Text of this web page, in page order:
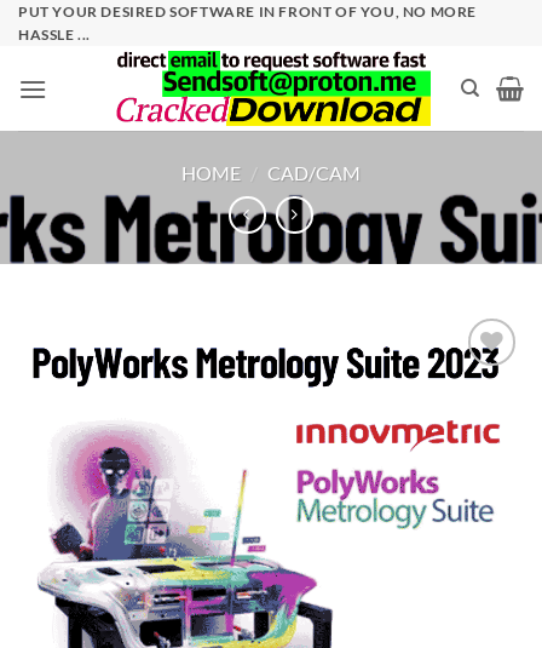
SkipPUT YOUR DESIRED SOFTWARE IN FRONT OF YOU, NO MORE
HASSLE ...
HOME / CAD/CAM